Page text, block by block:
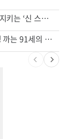
넷플 ‘외교관’ 현실판 떴다…美대사 스틸 지키는 ‘신 스틸러’
“술에 이것 한방울 넣어라” 매일 소주 1병 까는 91세의 철칙